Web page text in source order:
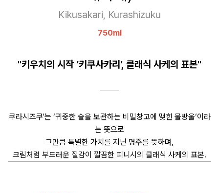
Kikusakari, Kurashizuku
750ml
"키우치의 시작 ‘키쿠사카리’, 클래식 사케의 표본"
쿠라시즈쿠'는 ‘귀중한 술을 보관하는 비밀창고에 맺힌 물방울‘이라
는 뜻으로
그만큼 특별한 가치를 지닌 명주를 뜻하며,
크림처럼 부드러운 질감이 깔끔한 피니시의 클래식 사케의 표본.